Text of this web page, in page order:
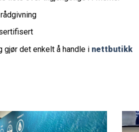
gjør det enkelt å handle i nettbutikk